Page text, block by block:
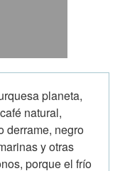
planeta,
natural,
derrame, negro
y otras
porque el frío